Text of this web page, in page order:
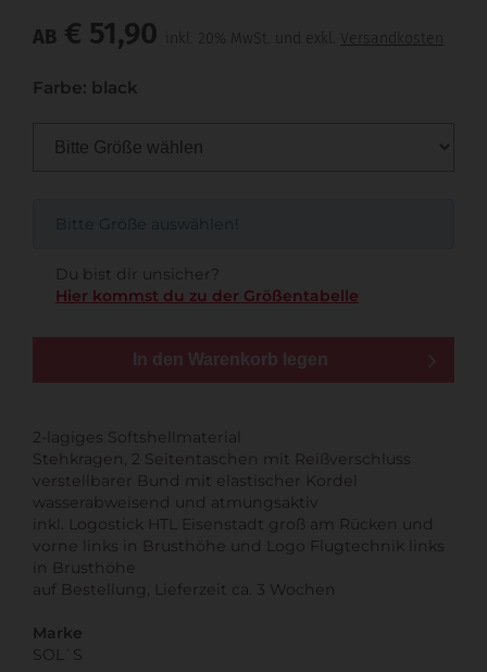
AB € 51,90 inkl. 20% MwSt. und exkl. Versandkosten
Farbe: black
Bitte Größe auswählen!
Du bist dir unsicher?
Hier kommst du zu der Größentabelle
In den Warenkorb legen
2-lagiges Softshellmaterial
Stehkragen, 2 Seitentaschen mit Reißverschluss
verstellbarer Bund mit elastischer Kordel
wasserabweisend und atmungsaktiv
inkl. Logostick HTL Eisenstadt groß am Rücken und
vorne links in Brusthöhe und Logo Flugtechnik links
in Brusthöhe
auf Bestellung, Lieferzeit ca. 3 Wochen
Marke
SOL`S